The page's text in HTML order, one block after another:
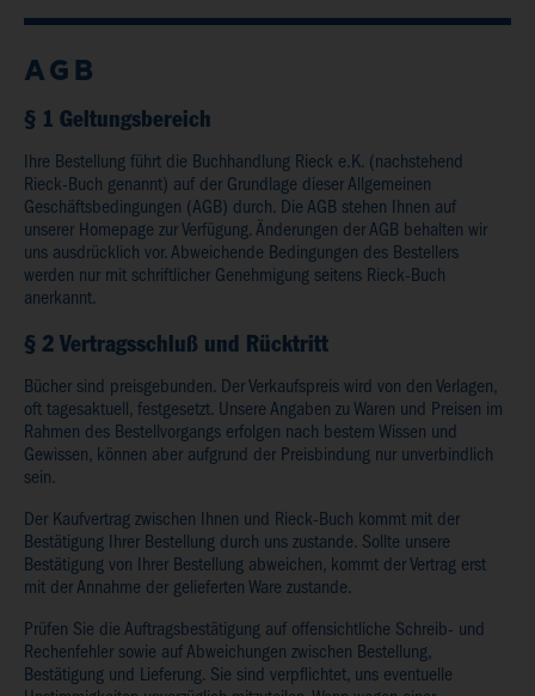
AGB
§ 1 Geltungsbereich
Ihre Bestellung führt die Buchhandlung Rieck e.K. (nachstehend
Rieck-Buch genannt) auf der Grundlage dieser Allgemeinen
Geschäftsbedingungen (AGB) durch. Die AGB stehen Ihnen auf
unserer Homepage zur Verfügung. Änderungen der AGB behalten wir
uns ausdrücklich vor. Abweichende Bedingungen des Bestellers
werden nur mit schriftlicher Genehmigung seitens Rieck-Buch
anerkannt.
§ 2 Vertragsschluß und Rücktritt
Bücher sind preisgebunden. Der Verkaufspreis wird von den Verlagen,
oft tagesaktuell, festgesetzt. Unsere Angaben zu Waren und Preisen im
Rahmen des Bestellvorgangs erfolgen nach bestem Wissen und
Gewissen, können aber aufgrund der Preisbindung nur unverbindlich
sein.
Der Kaufvertrag zwischen Ihnen und Rieck-Buch kommt mit der
Bestätigung Ihrer Bestellung durch uns zustande. Sollte unsere
Bestätigung von Ihrer Bestellung abweichen, kommt der Vertrag erst
mit der Annahme der gelieferten Ware zustande.
Prüfen Sie die Auftragsbestätigung auf offensichtliche Schreib- und
Rechenfehler sowie auf Abweichungen zwischen Bestellung,
Bestätigung und Lieferung. Sie sind verpflichtet, uns eventuelle